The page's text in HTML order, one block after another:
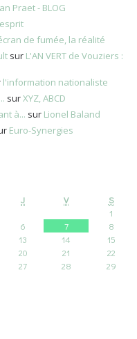
Praet - BLOG
de fumée, la réalité
sur L'AN VERT de Vouziers :
l'information nationaliste
surXYZ, ABCD
à... sur Lionel Baland
Euro-Synergies
J V
S
1
6 7
8
13 14
15
20 21
22
27 28
29